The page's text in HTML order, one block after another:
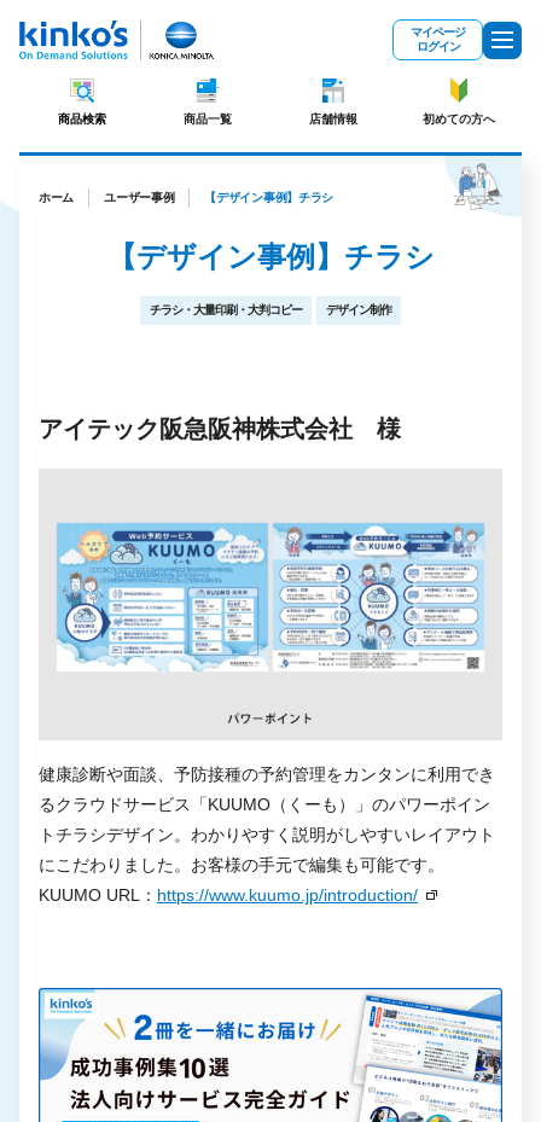
マイページ
ログイン
商品検索 商品一覧 店舗情報 初めての方へ
ホーム ユーザー事例 【デザイン事例】チラシ
【デザイン事例】チラシ
チラシ・大量印刷・大判コピー デザイン制作
アイテック阪急阪神株式会社 様
健康診断や面談、予防接種の予約管理をカンタンに利用でき
るクラウドサービス「KUUMO（くーも）」のパワーポイン
トチラシデザイン。わかりやすく説明がしやすいレイアウト
にこだわりました。お客様の手元で編集も可能です。
KUUMO URL： https://www.kuumo.jp/introduction/